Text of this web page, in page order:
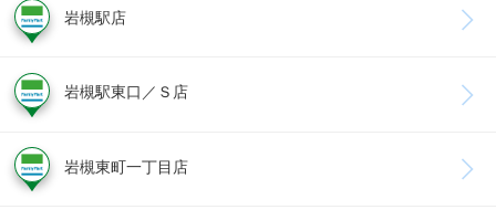
岩槻駅店
岩槻駅東口／Ｓ店
岩槻東町一丁目店